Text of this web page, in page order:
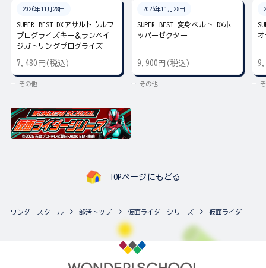
2026年11月28日
SUPER BEST DXアサルトウルフ
プログライズキー＆ランペイ
ジガトリングプログライズキ
7,480円(税込)
その他
2026年11月28日
SUPER BEST 変身ベルト DXホ
ッパーゼクター
9,900円(税込)
その他
TOPページにもどる
ワンダースクール 部活トップ 仮面ライダーシリーズ 仮面ライダーシリーズの最新商品一覧